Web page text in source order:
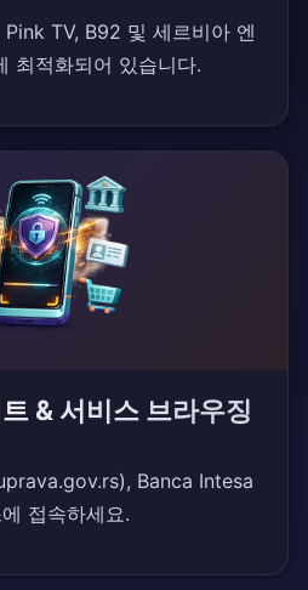
TV, B92 및 세르비아 엔
최적화되어 있습니다.
& 서비스 브라우징
Banca Intesa
접속하세요.